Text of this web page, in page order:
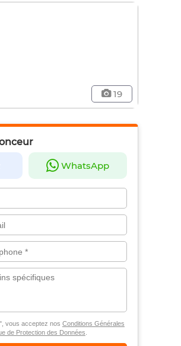
19
WhatsApp
vous acceptez nos Conditions Générales
de Protection des Données